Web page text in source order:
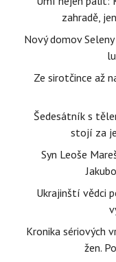
zahradě,
Nový domov
Ze sirotčince až
Šedesátník s
stojí za
Syn Leoše
Ukrajinští vědci
Kronika sériových
žen.